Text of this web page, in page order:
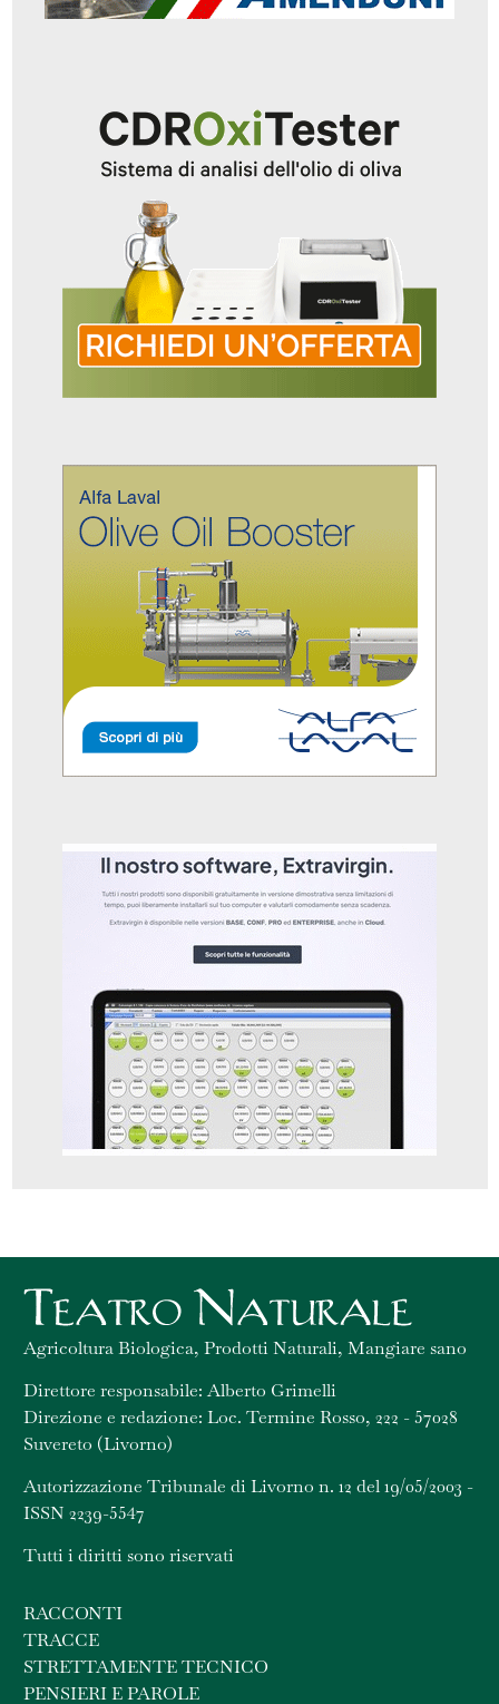
Agricoltura Biologica, Prodotti Naturali, Mangiare sano
Direttore responsabile: Alberto Grimelli
Direzione e redazione: Loc. Termine Rosso, 222 - 57028
Suvereto (Livorno)
Autorizzazione Tribunale di Livorno n. 12 del 19/05/2003 -
ISSN 2239-5547
Tutti i diritti sono riservati
RACCONTI
TRACCE
STRETTAMENTE TECNICO
PENSIERI E PAROLE